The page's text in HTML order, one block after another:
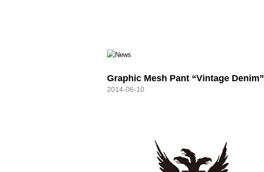
Graphic Mesh Pant “Vintage Denim”
2014-06-10